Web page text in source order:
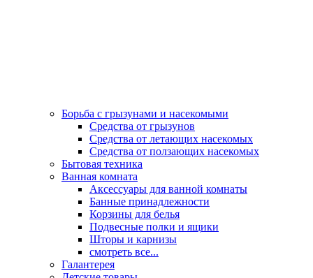
Борьба с грызунами и насекомыми
Средства от грызунов
Средства от летающих насекомых
Средства от ползающих насекомых
Бытовая техника
Ванная комната
Аксессуары для ванной комнаты
Банные принадлежности
Корзины для белья
Подвесные полки и ящики
Шторы и карнизы
смотреть все...
Галантерея